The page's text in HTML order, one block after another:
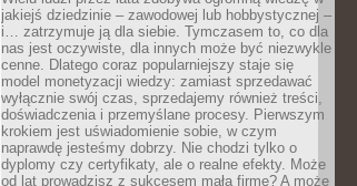
jakiejś dziedzinie – zawodowej lub hobbystycznej –
i… zatrzymuje ją dla siebie. Tymczasem to, co dla
nas jest oczywiste, dla innych może być niezwykle
cenne. Dlatego coraz popularniejszy staje się
model monetyzacji wiedzy: zamiast sprzedawać
wyłącznie swój czas, sprzedajemy również treści,
doświadczenia i przemyślane procesy. Pierwszym
krokiem jest uświadomienie sobie, w czym
naprawdę jesteśmy dobrzy. Nie chodzi tylko o
dyplomy czy certyfikaty, ale o realne efekty. Może
od lat prowadzisz z sukcesem małą firmę? A może